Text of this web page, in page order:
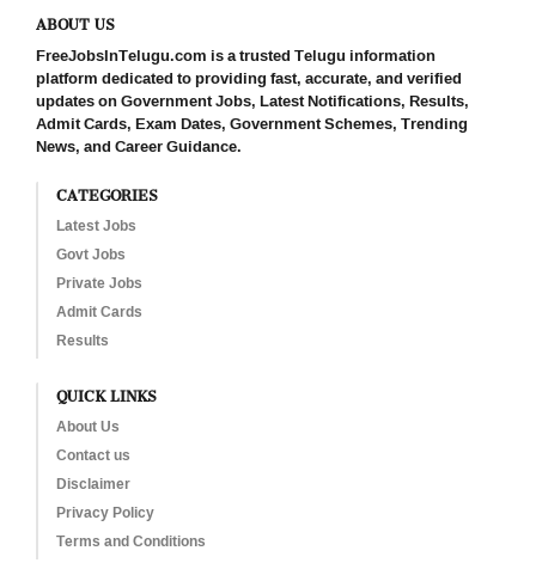
ABOUT US
FreeJobsInTelugu.com is a trusted Telugu information
platform dedicated to providing fast, accurate, and verified
updates on Government Jobs, Latest Notifications, Results,
Admit Cards, Exam Dates, Government Schemes, Trending
News, and Career Guidance.
CATEGORIES
Latest Jobs
Govt Jobs
Private Jobs
Admit Cards
Results
QUICK LINKS
About Us
Contact us
Disclaimer
Privacy Policy
Terms and Conditions